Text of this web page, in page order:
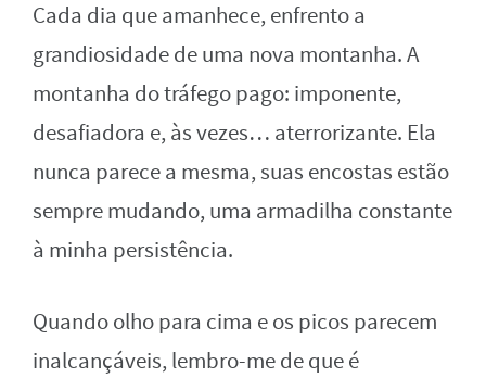
Cada dia que amanhece, enfrento a
grandiosidade de uma nova montanha. A
montanha do tráfego pago: imponente,
desafiadora e, às vezes… aterrorizante. Ela
nunca parece a mesma, suas encostas estão
sempre mudando, uma armadilha constante
à minha persistência.
Quando olho para cima e os picos parecem
inalcançáveis, lembro-me de que é